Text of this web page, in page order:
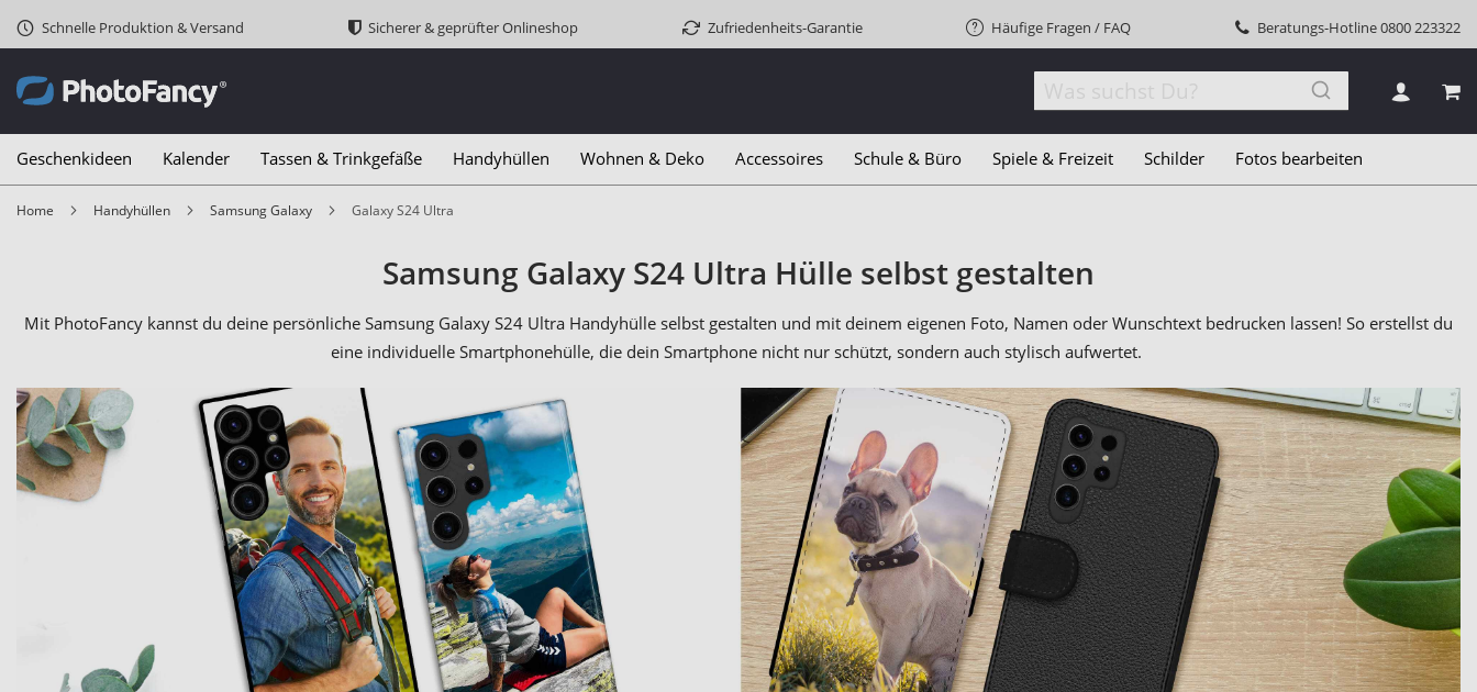
Schnelle Produktion & Versand Sicherer & geprüfter Onlineshop Zufriedenheits-Garantie Häufige Fragen / FAQ Beratungs-Hotline0800 223322
Geschenkideen Kalender Tassen & Trinkgefäße Handyhüllen Wohnen & Deko Accessoires Schule & Büro Spiele & Freizeit Schilder Fotos bearbeiten
Home Handyhüllen Samsung Galaxy Galaxy S24 Ultra
Samsung Galaxy S24 Ultra Hülle selbst gestalten
Mit PhotoFancy kannst du deine persönliche Samsung Galaxy S24 Ultra Handyhülle selbst gestalten und mit deinem eigenen Foto, Namen oder Wunschtext bedrucken lassen! So erstellst du
eine individuelle Smartphonehülle, die dein Smartphone nicht nur schützt, sondern auch stylisch aufwertet.